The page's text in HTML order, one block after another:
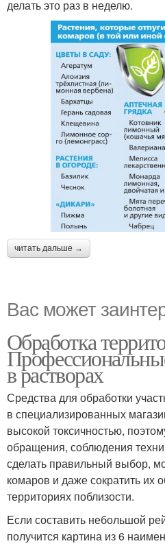
делать это раз в неделю.
читать дальше →
Вас может
Обработка
в растворах
Средства для обработки
в специализированных
высокой токсичностью,
обращения, соблюдения
сделать правильный выбор,
комаров и даже сократить их
территориях поблизости.
Если составить небольшой
получится картина из 6